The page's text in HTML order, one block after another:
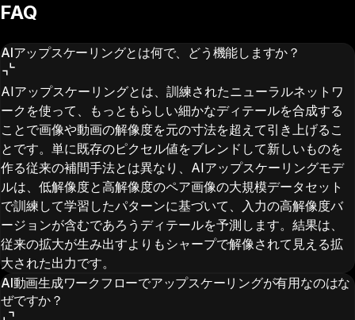
FAQ
AIアップスケーリングとは何で、どう機能しますか？
AIアップスケーリングとは、訓練されたニューラルネットワ
ークを使って、もっともらしい細かなディテールを合成する
ことで画像や動画の解像度を元の寸法を超えて引き上げるこ
とです。単に既存のピクセル値をブレンドして新しいものを
作る従来の補間手法とは異なり、AIアップスケーリングモデ
ルは、低解像度と高解像度のペア画像の大規模データセット
で訓練して学習したパターンに基づいて、入力の高解像度バ
ージョンが含むであろうディテールを予測します。結果は、
従来の拡大が生み出すよりもシャープで解像されて見える拡
大された出力です。
AI動画生成ワークフローでアップスケーリングが有用なのはな
ぜですか？